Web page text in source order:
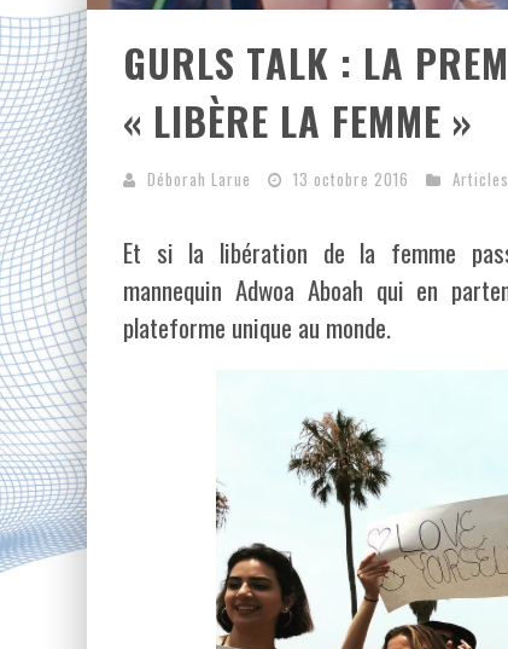
GURLS TALK : LA
« LIBÈRE LA FEMME »
Déborah Larue 13 octobre 2016 Articles
Et si la libération de la femme
mannequin Adwoa Aboah qui en
plateforme unique au monde.